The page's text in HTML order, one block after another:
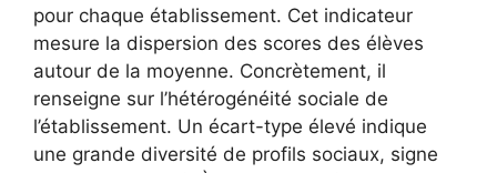
pour chaque établissement. Cet indicateur
mesure la dispersion des scores des élèves
autour de la moyenne. Concrètement, il
renseigne sur l’hétérogénéité sociale de
l’établissement. Un écart-type élevé indique
une grande diversité de profils sociaux, signe